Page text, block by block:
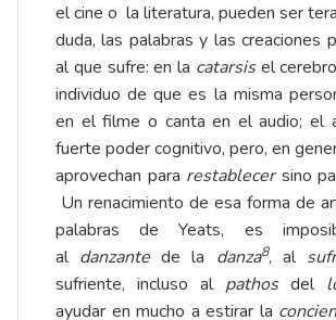
el cine o la literatura, pueden ser
duda, las palabras y las creaciones
al que sufre: en la catarsisel
individuo de que es la misma
en el filme o canta en el audio; el
fuerte poder cognitivo, pero, en
aprovechan para restablecersino
Un renacimiento de esa forma de
palabras de Yeats, es
al danzante de la danza8, al
sufriente, incluso al pathosdel
ayudar en mucho a estirar la